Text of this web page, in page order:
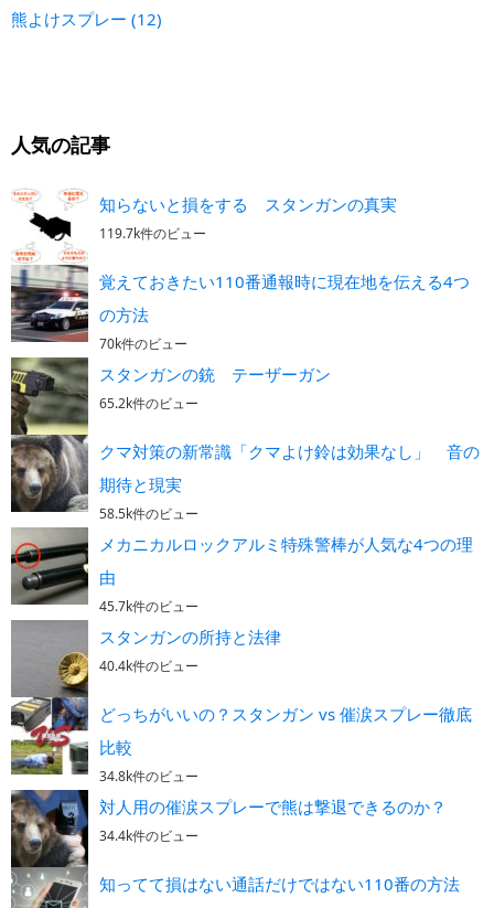
熊よけスプレー (12)
人気の記事
知らないと損をする スタンガンの真実
119.7k件のビュー
覚えておきたい110番通報時に現在地を伝える4つ
の方法
70k件のビュー
スタンガンの銃 テーザーガン
65.2k件のビュー
クマ対策の新常識「クマよけ鈴は効果なし」 音の
期待と現実
58.5k件のビュー
メカニカルロックアルミ特殊警棒が人気な4つの理
由
45.7k件のビュー
スタンガンの所持と法律
40.4k件のビュー
どっちがいいの？スタンガン vs 催涙スプレー徹底
比較
34.8k件のビュー
対人用の催涙スプレーで熊は撃退できるのか？
34.4k件のビュー
知ってて損はない通話だけではない110番の方法